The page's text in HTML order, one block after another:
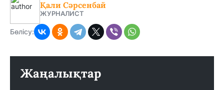
Қали Сәрсенбай
ЖУРНАЛИСТ
Бөлісу:
Жаңалықтар